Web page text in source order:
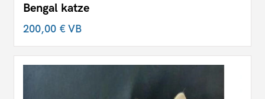
Bengal katze
200,00 €VB